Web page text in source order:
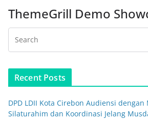
ThemeGrill Demo
Recent Posts
DPD LDII Kota Cirebon Audiensi dengan
Silaturahim dan Koordinasi Jelang